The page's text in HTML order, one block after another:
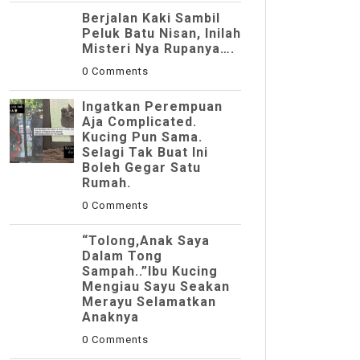
Berjalan Kaki Sambil
Peluk Batu Nisan, Inilah
Misteri Nya Rupanya….
0 Comments
Ingatkan Perempuan
Aja Complicated.
Kucing Pun Sama.
Selagi Tak Buat Ini
Boleh Gegar Satu
Rumah.
0 Comments
“Tolong,Anak Saya
Dalam Tong
Sampah..”Ibu Kucing
Mengiau Sayu Seakan
Merayu Selamatkan
Anaknya
0 Comments